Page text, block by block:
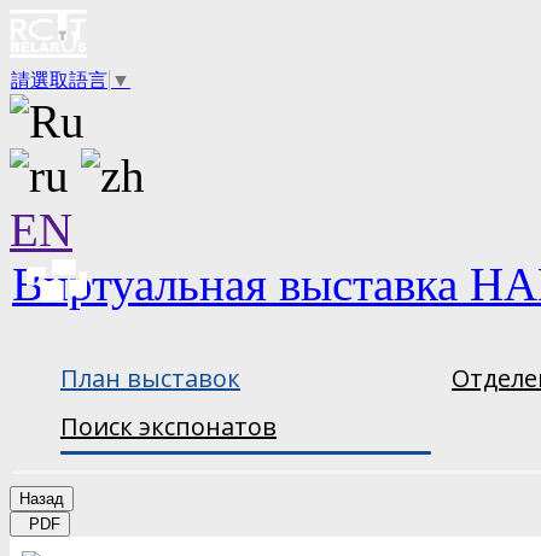
請選取語言 ▼
EN
Виртуальная выставка
План выставок
Поиск экспонатов
Назад
PDF